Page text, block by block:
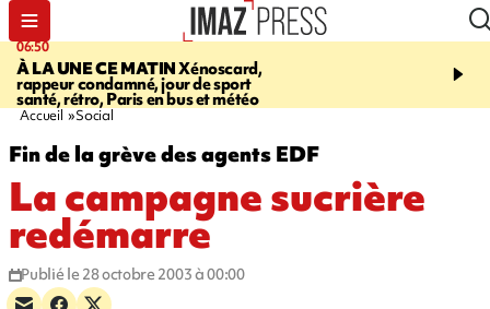
06:50
À LA UNE CE MATINXénoscard,
rappeur condamné, jour de sport
santé, rétro, Paris en bus et météo
08:53
JOUR
bouger,
Accueil Social
Fin de la grève des agents EDF
La campagne sucrière
redémarre
Publié le 28 octobre 2003 à 00:00